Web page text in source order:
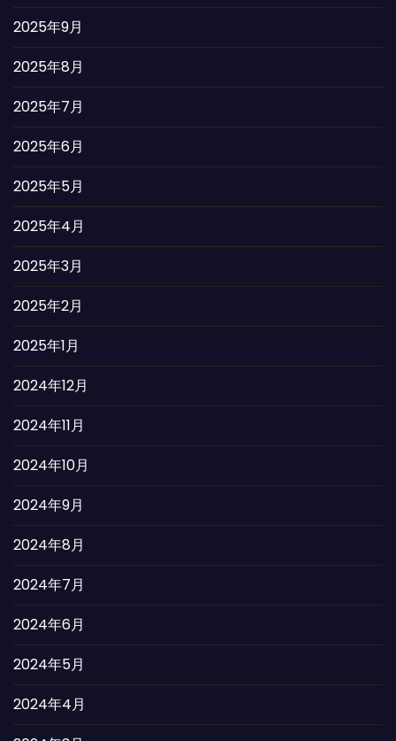
2025年9月
2025年8月
2025年7月
2025年6月
2025年5月
2025年4月
2025年3月
2025年2月
2025年1月
2024年12月
2024年11月
2024年10月
2024年9月
2024年8月
2024年7月
2024年6月
2024年5月
2024年4月